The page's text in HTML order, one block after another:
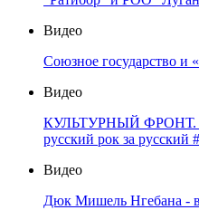
Видео
Союзное государство и
Видео
КУЛЬТУРНЫЙ ФРОНТ.
русский рок за русский
Видео
Дюк Мишель Нгебана -